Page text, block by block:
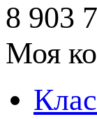
8 903
Моя